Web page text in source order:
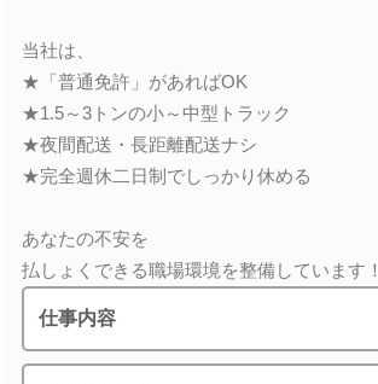
当社は、
★「普通免許」があればOK
★1.5～3トンの小～中型トラック
★夜間配送・長距離配送ナシ
★完全週休二日制でしっかり休める
あなたの不安を
払しょくできる職場環境を整備しています！
仕事内容